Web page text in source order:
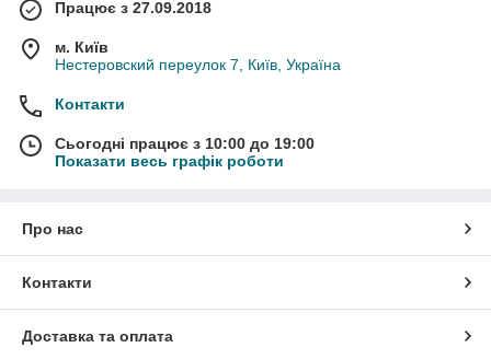
Працює з 27.09.2018
м. Київ
Нестеровский переулок 7, Київ, Україна
Контакти
Сьогодні працює з 10:00 до 19:00
Показати весь графік роботи
Про нас
Контакти
Доставка та оплата